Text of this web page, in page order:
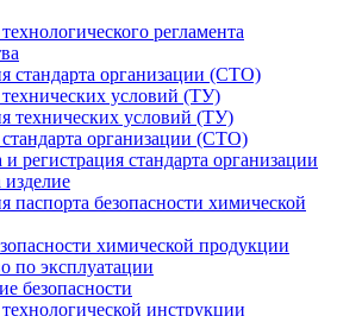
регламента
стандарта организации (СТО)
технических условий (ТУ)
технических условий (ТУ)
стандарта организации (СТО)
и регистрация стандарта организации
паспорта безопасности химической
химической продукции
по эксплуатации
безопасности
технологической инструкции